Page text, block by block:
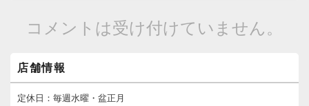
ン
コメントは受け付けていません。
イ
ン
サ
店舗情報
定休日：毎週水曜・盆正月